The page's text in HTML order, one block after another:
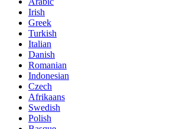
Irish
Greek
Turkish
Italian
Danish
Romanian
Indonesian
Czech
Afrikaans
Swedish
Polish